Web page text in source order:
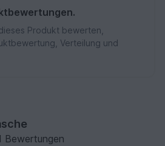
Produkt bewerten,
Verteilung und
Bewertungen